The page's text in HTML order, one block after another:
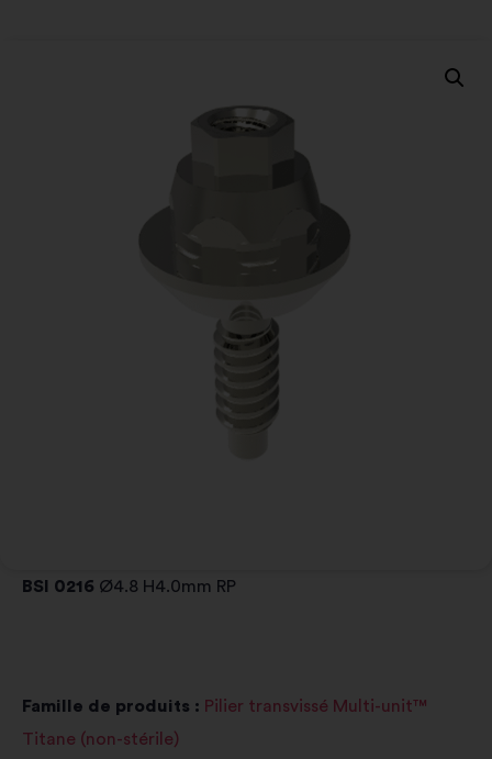
BSI 0216 Ø4.8 H4.0mm RP
Famille de produits : Pilier transvissé Multi-unit™
Titane (non-stérile)